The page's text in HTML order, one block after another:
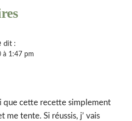
dit :
à 1:47 pm
que cette recette simplement
me tente. Si réussis, j’ vais